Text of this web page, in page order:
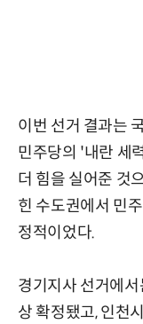
이번 선거 결과는
민주당의 '내란 세
더 힘을 실어준 것
힌 수도권에서 민
정적이었다.
경기지사 선거에
상 확정됐고, 인천